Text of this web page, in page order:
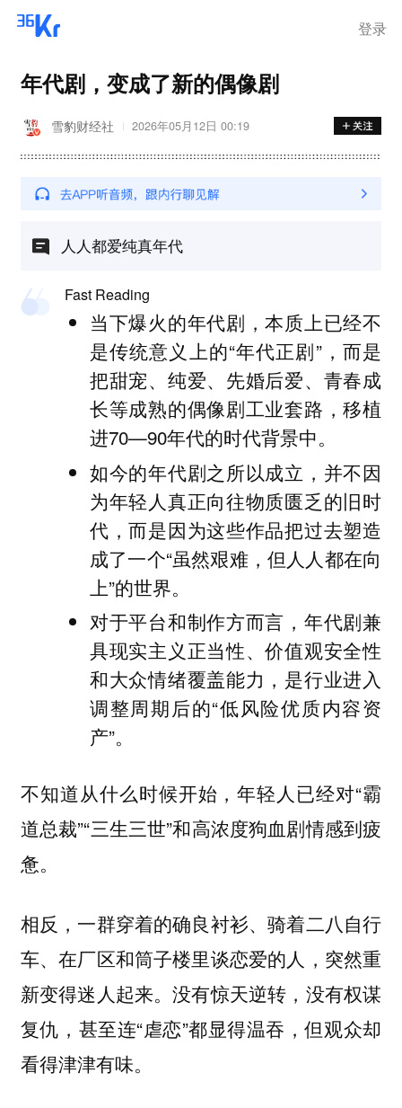
登录
年代剧，变成了新的偶像剧
雪豹财经社 2026年05月12日 00:19
人人都爱纯真年代
Fast Reading
当下爆火的年代剧，本质上已经不
是传统意义上的“年代正剧”，而是
把甜宠、纯爱、先婚后爱、青春成
长等成熟的偶像剧工业套路，移植
进70—90年代的时代背景中。
如今的年代剧之所以成立，并不因
为年轻人真正向往物质匮乏的旧时
代，而是因为这些作品把过去塑造
成了一个“虽然艰难，但人人都在向
上”的世界。
对于平台和制作方而言，年代剧兼
具现实主义正当性、价值观安全性
和大众情绪覆盖能力，是行业进入
调整周期后的“低风险优质内容资
产”。
不知道从什么时候开始，年轻人已经对“霸
道总裁”“三生三世”和高浓度狗血剧情感到疲
惫。
相反，一群穿着的确良衬衫、骑着二八自行
车、在厂区和筒子楼里谈恋爱的人，突然重
新变得迷人起来。没有惊天逆转，没有权谋
复仇，甚至连“虐恋”都显得温吞，但观众却
看得津津有味。